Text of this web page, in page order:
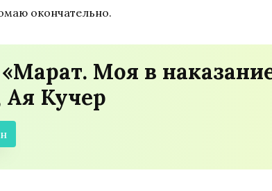
окончательно.
Моя в
Кучер